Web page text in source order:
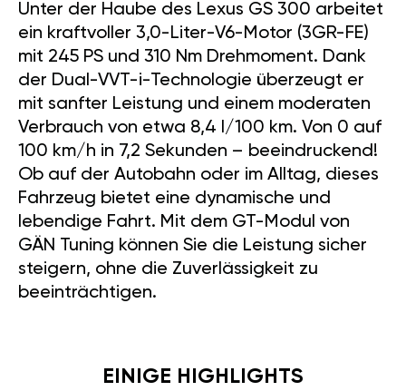
Unter der Haube des Lexus GS 300 arbeitet
ein kraftvoller 3,0-Liter-V6-Motor (3GR-FE)
mit 245 PS und 310 Nm Drehmoment. Dank
der Dual-VVT-i-Technologie überzeugt er
mit sanfter Leistung und einem moderaten
Verbrauch von etwa 8,4 l/100 km. Von 0 auf
100 km/h in 7,2 Sekunden – beeindruckend!
Ob auf der Autobahn oder im Alltag, dieses
Fahrzeug bietet eine dynamische und
lebendige Fahrt. Mit dem GT-Modul von
GÄN Tuning können Sie die Leistung sicher
steigern, ohne die Zuverlässigkeit zu
beeinträchtigen.
EINIGE HIGHLIGHTS